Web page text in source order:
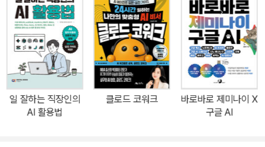
법 챗GPT가 세상을 뒤흔든 이후, 우리는 수많은 AI 도구의 홍수 속
에 살고 있습니다. 미드저니, 클로드, 스테이블 디퓨전... 뒤처지지 않
으려 구독 버튼을 누르다 보면 어느새 실제 월세보다 더 큰 ‘디지털 월
세’를 지불하고 있는 자신을 발견하게 됩니다. 하지만 정작 내 손에 익
어 수익으로 연결되는 도구는 몇 개나 될까요? ■ 이미지부터 영상,
기획안까지—끊김 없는 워크플로우의 힘 이 책은 젠스파크의 기능을
네 가지 핵심 축으로 나누어 설명합니다. 이미지: 인물 컨트롤부터 제
일 잘하는 직장인의
AI 활용법
클로드 코워크
바로바로 제미나이 X
구글 AI